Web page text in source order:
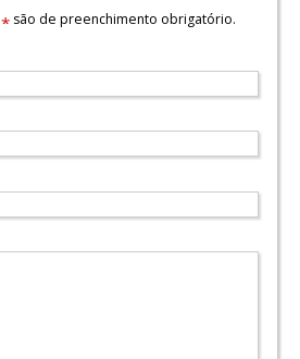
*são de preenchimento obrigatório.